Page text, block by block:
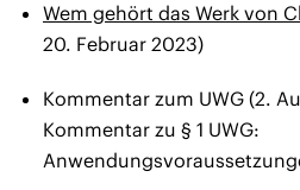
Wem gehört das Werk von
20. Februar 2023)
Kommentar zum UWG (2.
Kommentar zu § 1 UWG: